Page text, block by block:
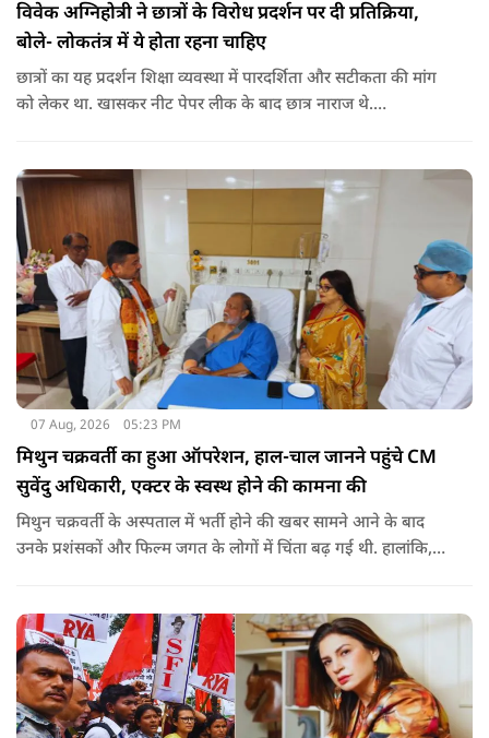
विवेक अग्निहोत्री ने छात्रों के विरोध प्रदर्शन पर दी प्रतिक्रिया,
बोले- लोकतंत्र में ये होता रहना चाहिए
छात्रों का यह प्रदर्शन शिक्षा व्यवस्था में पारदर्शिता और सटीकता की मांग
को लेकर था. खासकर नीट पेपर लीक के बाद छात्र नाराज थे.
07 Aug, 2026 05:23 PM
मिथुन चक्रवर्ती का हुआ ऑपरेशन, हाल-चाल जानने पहुंचे CM
सुवेंदु अधिकारी, एक्टर के स्वस्थ होने की कामना की
मिथुन चक्रवर्ती के अस्पताल में भर्ती होने की खबर सामने आने के बाद
उनके प्रशंसकों और फिल्म जगत के लोगों में चिंता बढ़ गई थी. हालांकि,